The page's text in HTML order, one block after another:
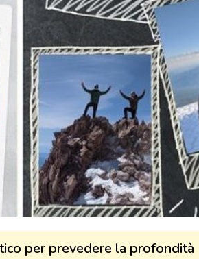
per prevedere la